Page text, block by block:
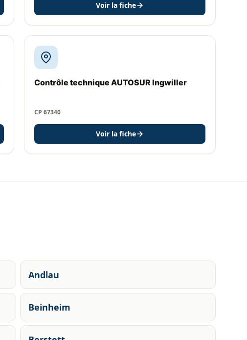
Voir la fiche
Contrôle technique AUTOSUR Ingwiller
CP 67340
Voir la fiche
Andlau
Beinheim